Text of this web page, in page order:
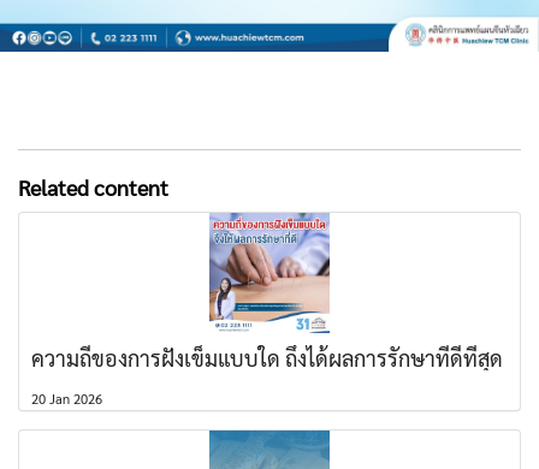
Related content
ความถี่ของการฝังเข็มแบบใด ถึงได้ผลการรักษาที่ดีที่สุด
20 Jan 2026